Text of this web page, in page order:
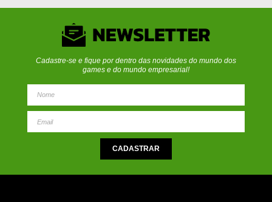
Cadastre-se e fique por dentro das novidades do mundo dos
games e do mundo empresarial!